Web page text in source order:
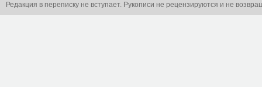
Редакция в переписку не вступает. Рукописи не рецензируются и не